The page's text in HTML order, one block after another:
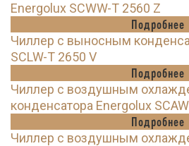
Energolux SCWW-T 2560 Z
Подробнее
Чиллер с выносным
SCLW-T 2650 V
Подробнее
Чиллер с воздушным
конденсатора Energolux
Подробнее
Чиллер с воздушным